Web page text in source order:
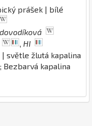
prášek | bílé
, HI
světle žlutá kapalina
; Bezbarvá kapalina